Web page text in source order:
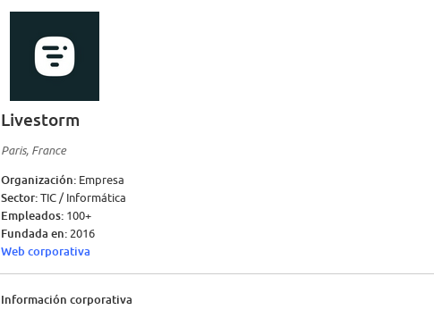
Livestorm
Paris, France
Organización: Empresa
Sector:TIC / Informática
Empleados: 100+
Fundada en: 2016
Web corporativa
Información corporativa